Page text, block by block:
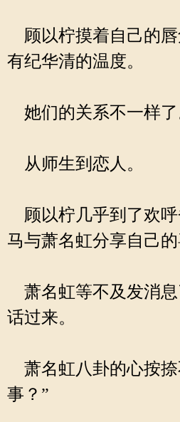
顾以柠摸着自己的
有纪华清的温度。
她们的关系不一样了
从师生到恋人。
顾以柠几乎到了欢呼
马与萧名虹分享自己的
萧名虹等不及发消
话过来。
萧名虹八卦的心按捺
事？”